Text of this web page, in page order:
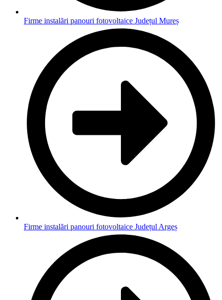
Firme instalări panouri fotovoltaice Județul Mureș
Firme instalări panouri fotovoltaice Județul Argeș